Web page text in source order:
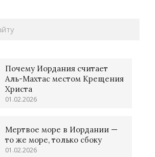
Почему Иордания считает
Аль-Махтас местом Крещения
Христа
01.02.2026
Мертвое море в Иордании —
то же море, только сбоку
01.02.2026